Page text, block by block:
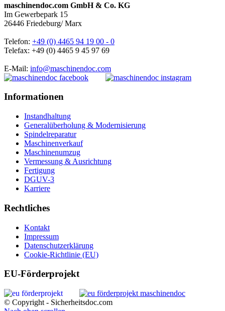
maschinendoc.com GmbH & Co. KG
Im Gewerbepark 15
26446 Friedeburg/ Marx
Telefon: +49 (0) 4465 94 19 00 - 0
Telefax: +49 (0) 4465 9 45 97 69
E-Mail: info@maschinendoc.com
Informationen
Instandhaltung
Generalüberholung & Modernisierung
Spindelreparatur
Maschinenverkauf
Maschinenumzug
Vermessung & Ausrichtung
Fertigung
DGUV-3
Karriere
Rechtliches
Kontakt
Impressum
Datenschutzerklärung
Cookie-Richtlinie (EU)
EU-Förderprojekt
© Copyright - Sicherheitsdoc.com